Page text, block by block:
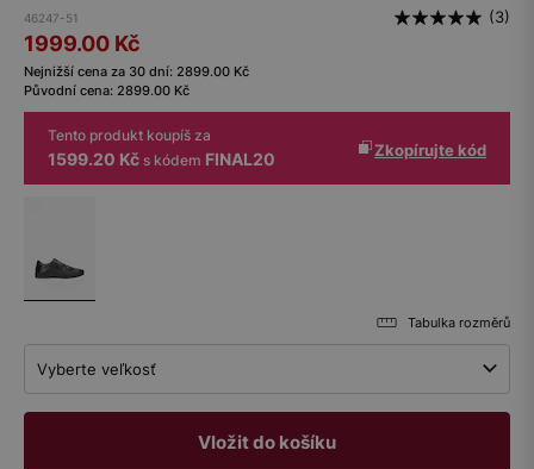
46247-51 (3)
1999.00 Kč
Nejnižší cena za 30 dní: 2899.00 Kč
Původní cena: 2899.00 Kč
Tento produkt koupíš za
1599.20 Kč s kódem FINAL20 Zkopírujte kód
Tabulka rozměrů
Vyberte veľkosť
Vložit do košíku